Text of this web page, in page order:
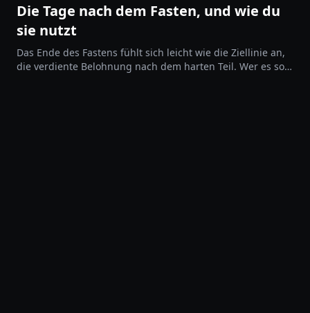
Die Tage nach dem Fasten, und wie du
sie nutzt
Das Ende des Fastens fühlt sich leicht wie die Ziellinie an,
die verdiente Belohnung nach dem harten Teil. Wer es so